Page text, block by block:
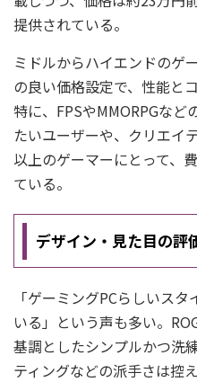
提供されている。
ミドルからハイエンドのゲ
の良い価格設定で、性能と
特に、FPSやMMORPGな
たいユーザーや、クリエイ
以上のゲーマーにとって、
ている。
デザイン・見た目の評
「ゲーミングPCらしいス
いる」という声も多い。
基調としたシンプルかつ洗
ティングなどの派手さは控